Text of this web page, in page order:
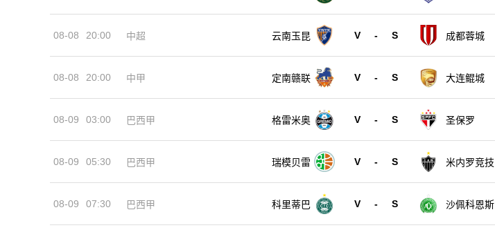
08-08 20:00 中超 云南玉昆 V - S 成都蓉城
08-08 20:00 中甲 定南赣联 V - S 大连鲲城
08-09 03:00 巴西甲 格雷米奥 V - S 圣保罗
08-09 05:30 巴西甲 瑞模贝雷 V - S 米内罗竞技
08-09 07:30 巴西甲 科里蒂巴 V - S 沙佩科恩斯